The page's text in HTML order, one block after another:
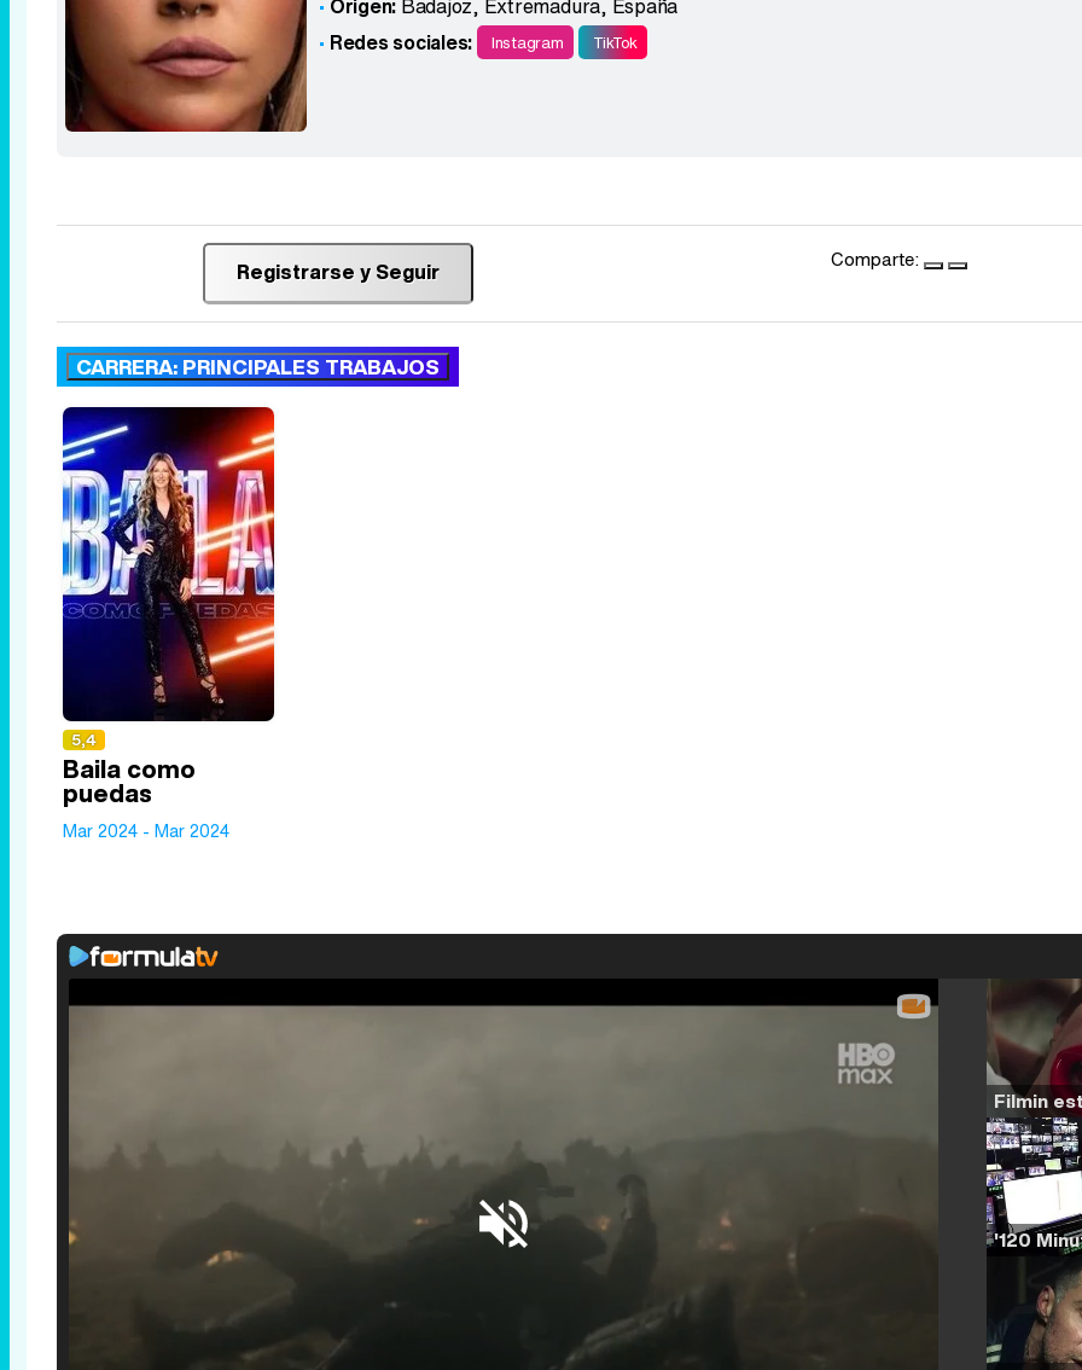
Origen: Badajoz, Extremadura, España
Redes sociales:
Instagram TikTok
Comparte:
Registrarse y Seguir
CARRERA: PRINCIPALES TRABAJOS
5,4
Baila como
puedas
Mar 2024 - Mar 2024